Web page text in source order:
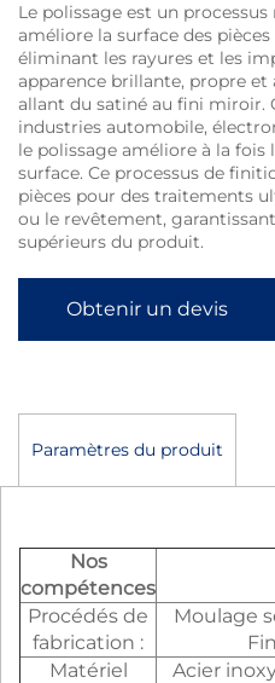
Le polissage est un
améliore la surface des
éliminant les rayures et les
apparence brillante, propre
allant du satiné au fini miroir.
industries automobile,
le polissage améliore à la
surface. Ce processus de
pièces pour des traitements
ou le revêtement,
supérieurs du produit.
Obtenir un devis
Paramètres du produit
Nos
compétences
Procédés de
fabrication :
Moulage
Matériel
Acier